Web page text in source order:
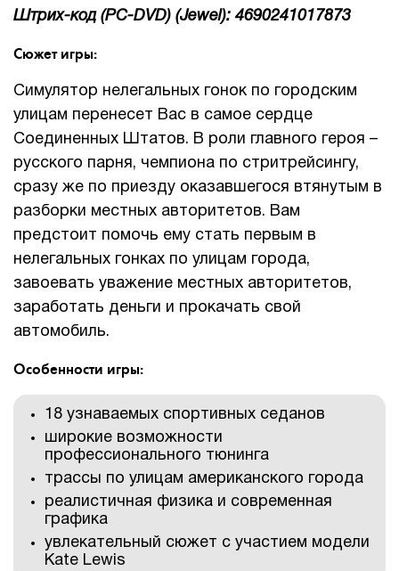
Штрих-код (PC-DVD) (Jewel): 4690241017873
Сюжет игры:
Симулятор нелегальных гонок по городским
улицам перенесет Вас в самое сердце
Соединенных Штатов. В роли главного героя –
русского парня, чемпиона по стритрейсингу,
сразу же по приезду оказавшегося втянутым в
разборки местных авторитетов. Вам
предстоит помочь ему стать первым в
нелегальных гонках по улицам города,
завоевать уважение местных авторитетов,
заработать деньги и прокачать свой
автомобиль.
Особенности игры:
18 узнаваемых спортивных седанов
широкие возможности
профессионального тюнинга
трассы по улицам американского города
реалистичная физика и современная
графика
увлекательный сюжет с участием модели
Kate Lewis